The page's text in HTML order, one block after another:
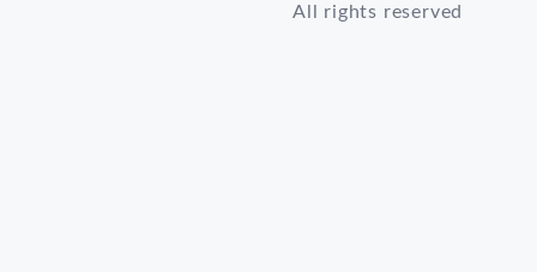
All rights reserved